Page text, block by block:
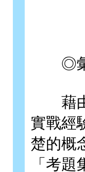
◎彙
藉由
實戰經
楚的概
「考